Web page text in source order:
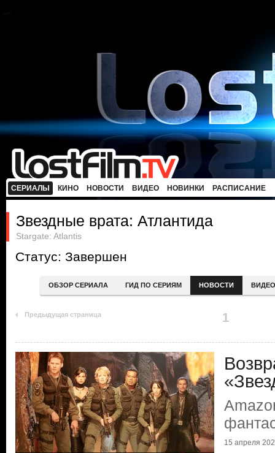
СЕРИАЛЫ КИНО НОВОСТИ ВИДЕО НОВИНКИ РАСПИСАНИЕ
Звездные врата: Атлантида
Stargate: Atlantis
Статус: Завершен
ОБЗОР СЕРИАЛА ГИД ПО СЕРИЯМ НОВОСТИ ВИДЕО
Предыдущая страница 1
15 апреля